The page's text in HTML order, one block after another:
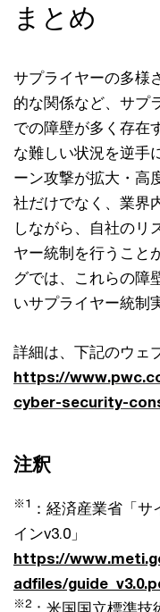
まとめ
サプライヤーの多様
的な関係など、サプ
での障壁が多く存在
な難しい状況を逆手
ーン攻撃が拡大・高
社だけでなく、業界
しながら、自社のリ
ヤー統制を行うこと
グでは、これらの障
いサプライヤー統制
詳細は、下記のウェ
https://
cyber-security-
注釈
※1 ：経済産業省「
インv3.0」
https://
adfiles/
※2